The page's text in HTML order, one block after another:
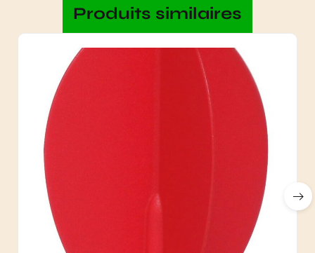
Produits similaires